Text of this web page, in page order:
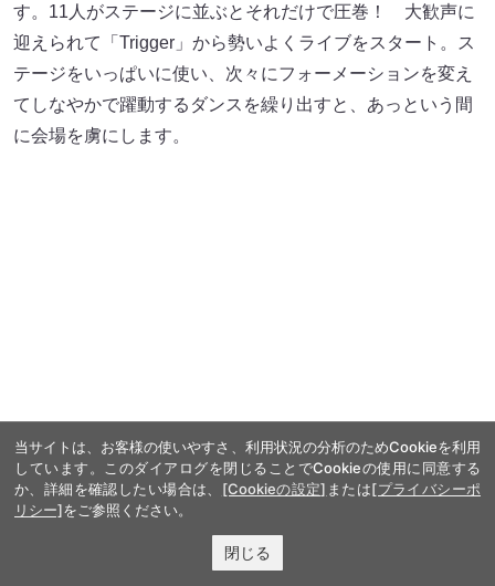
す。11人がステージに並ぶとそれだけで圧巻！ 大歓声に
迎えられて「Trigger」から勢いよくライブをスタート。ス
テージをいっぱいに使い、次々にフォーメーションを変え
てしなやかで躍動するダンスを繰り出すと、あっという間
に会場を虜にします。
©GOBU GOBU Festival／撮影：ハヤシマコ
リーダーの與那城奨は「熱気がすごい！」と嬉しそうに笑
当サイトは、お客様の使いやすさ、利用状況の分析のためCookieを利用
しています。このダイアログを閉じることでCookieの使用に同意する
か、詳細を確認したい場合は、 [Cookieの設定] または[プライバシーポ
リシー]をご参照ください。
閉じる